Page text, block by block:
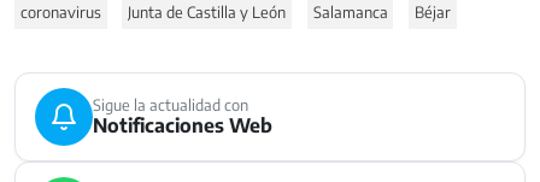
coronavirus Junta de Castilla y León Salamanca Béjar
Sigue la actualidad con
Notificaciones Web